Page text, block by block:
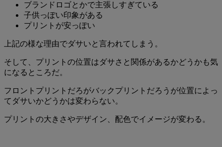
ブランドロゴとかで主張しすぎている
子供っぽい印象がある
プリントが安っぽい
上記の様な理由でダサいと言われてしまう。
そして、プリントの位置はダサさと関係があるかどうかも気
になるところだ。
フロントプリントだろがバックプリントだろうが位置によっ
てダサいかどうかは変わらない。
プリントの大きさやデザイン、配色でイメージが変わる。